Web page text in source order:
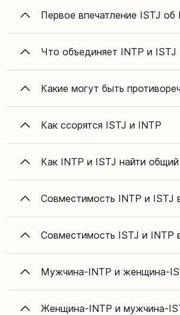
Первое впечатление ISTJ об
Что объединяет INTP и ISTJ
Какие могут быть
Как ссорятся ISTJ и INTP
Как INTP и ISTJ найти
Совместимость INTP и ISTJ
Совместимость ISTJ и INTP
Мужчина-INTP и женщина-
Женщина-INTP и мужчина-